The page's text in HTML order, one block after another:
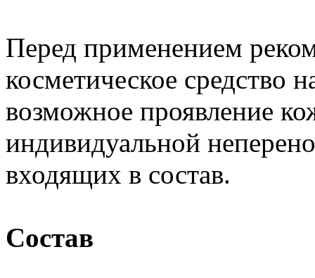
Перед применением
косметическое средство
возможное проявление
индивидуальной
входящих в состав.
Состав